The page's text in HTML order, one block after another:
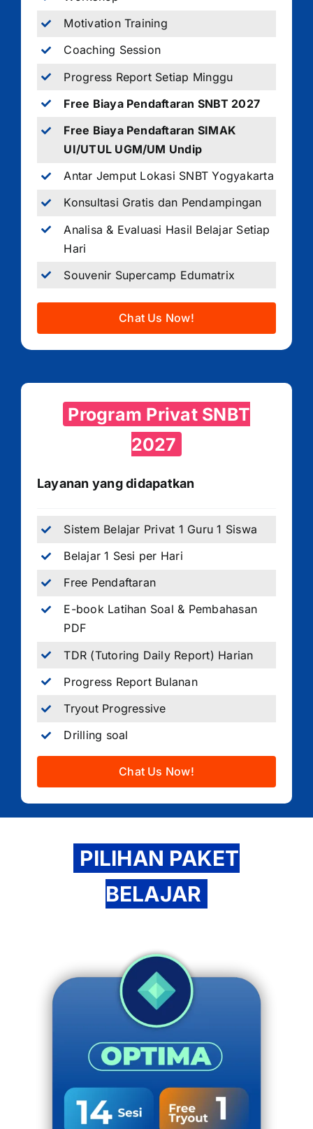
Motivation Training
Coaching Session
Progress Report Setiap Minggu
Free Biaya Pendaftaran SNBT 2027
Free Biaya Pendaftaran SIMAK
UI/UTUL UGM/UM Undip
Antar Jemput Lokasi SNBT Yogyakarta
Konsultasi Gratis dan Pendampingan
Analisa & Evaluasi Hasil Belajar Setiap
Hari
Souvenir Supercamp Edumatrix
Chat Us Now!
Program Privat SNBT
2027
Layanan yang didapatkan
Sistem Belajar Privat 1 Guru 1 Siswa
Belajar 1 Sesi per Hari
Free Pendaftaran
E-book Latihan Soal & Pembahasan
PDF
TDR (Tutoring Daily Report) Harian
Progress Report Bulanan
Tryout Progressive
Drilling soal
Chat Us Now!
PILIHAN PAKET
BELAJAR